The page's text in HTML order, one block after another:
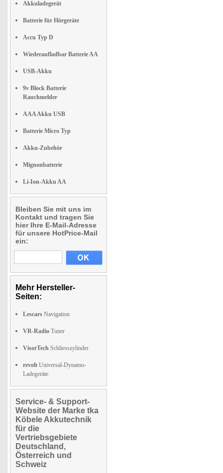
Akkuladegerät
Batterie für Hörgeräte
Accu Typ D
Wiederaufladbar Batterie AA
USB-Akku
9v Block Batterie
Rauchmelder
AAA Akku USB
Batterie Micro Typ
Akku-Zubehör
Mignonbatterie
Li-Ion-Akku AA
Bleiben Sie mit uns im
Kontakt und tragen Sie
hier Ihre E-Mail-Adresse
für unsere HotPrice-Mail
ein:
Mehr Hersteller-
Seiten:
Lescars Navigation
VR-Radio Tuner
VisorTech Schliesszylinder
revolt Universal-Dynamo-
Ladegeräte
Service- & Support-
Website der Marke tka
Köbele Akkutechnik
für die
Vertriebsgebiete
Deutschland,
Österreich und
Schweiz